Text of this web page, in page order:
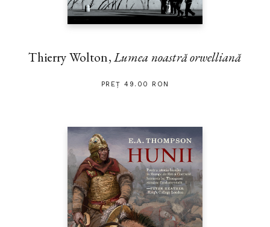
Thierry Wolton,Lumea noastră orwelliană
PREȚ 49.00 RON